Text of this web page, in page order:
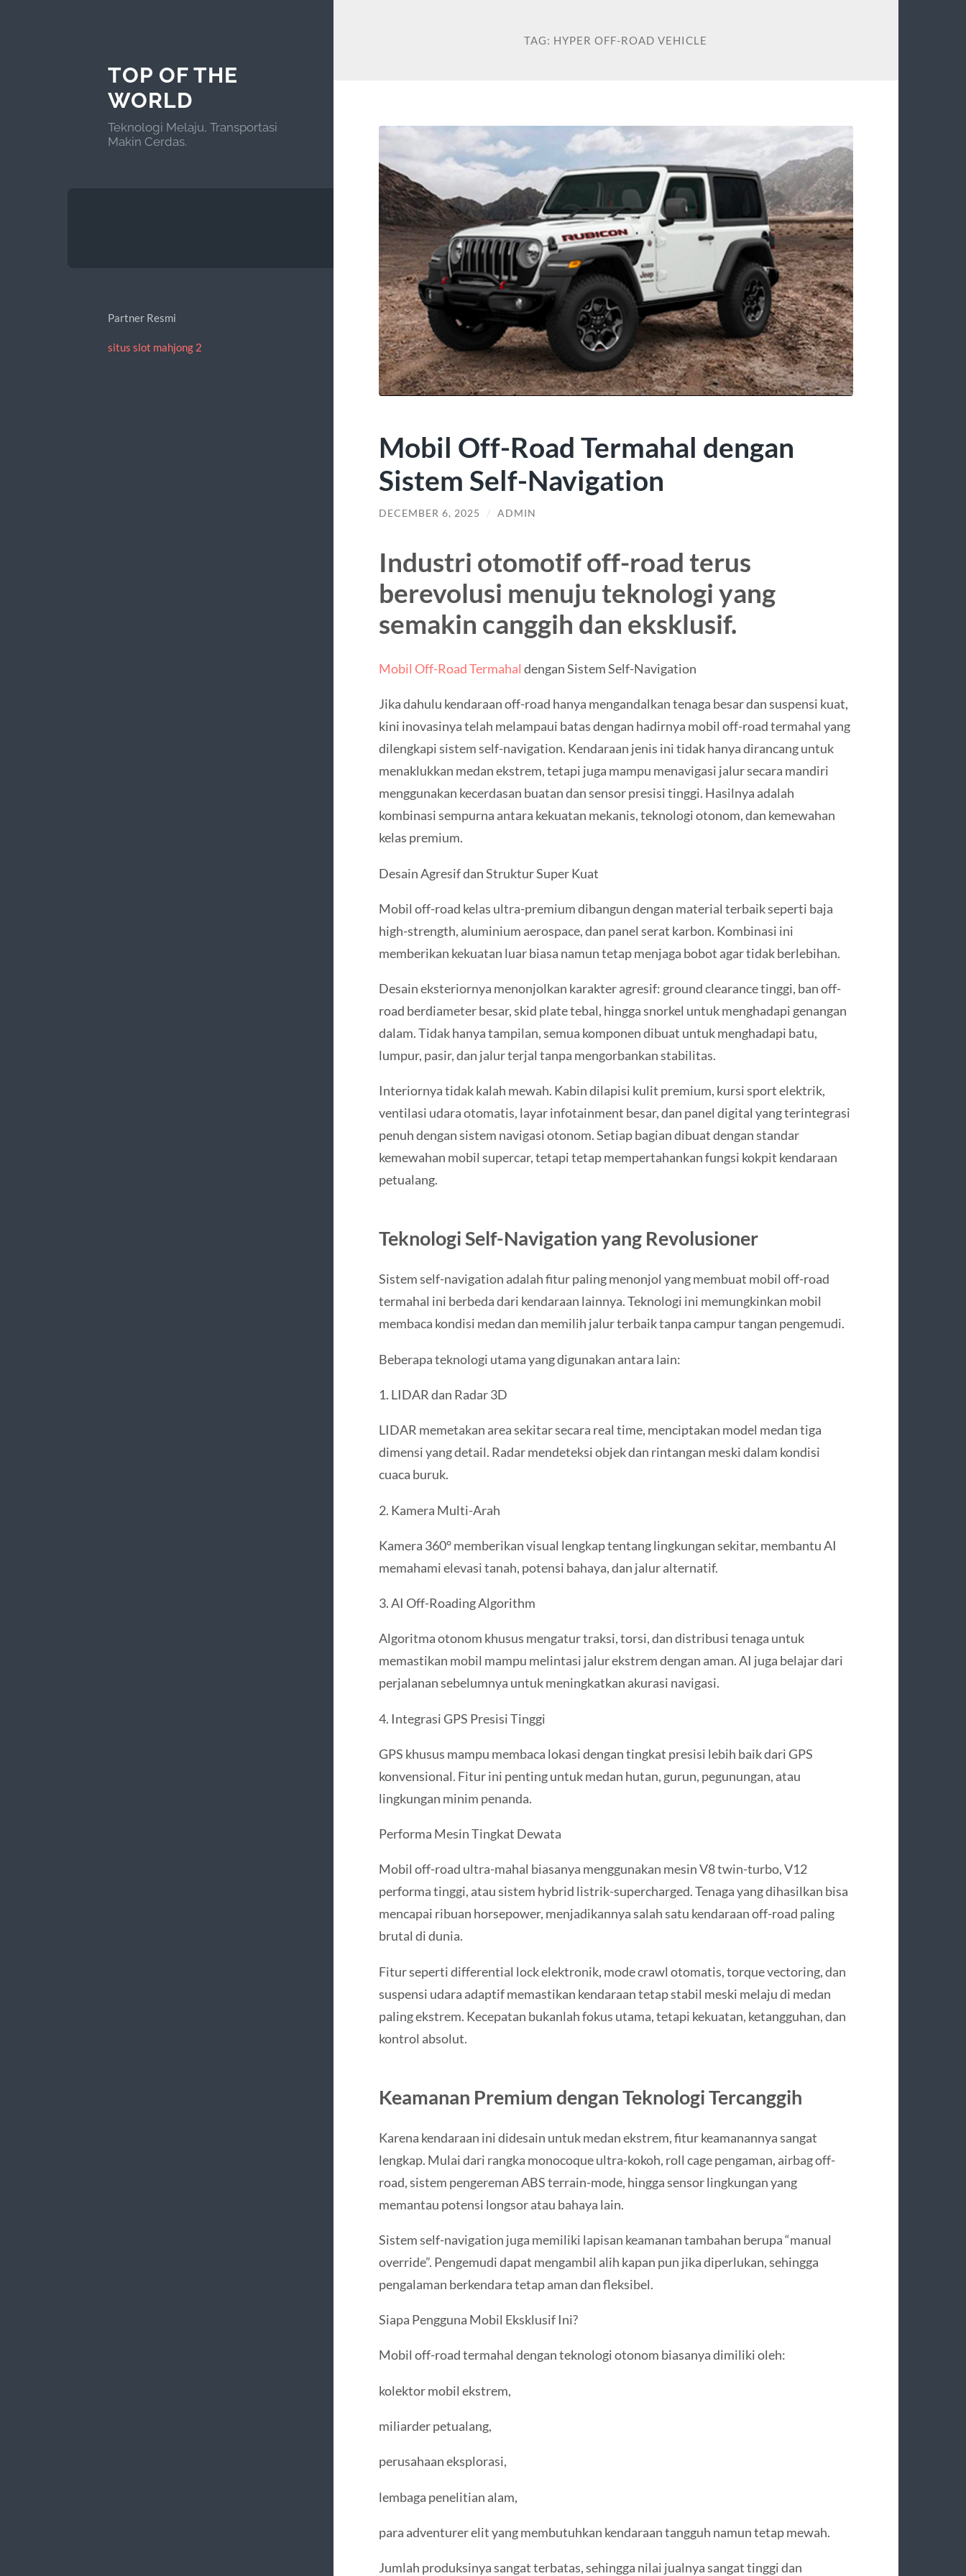
TOP OF THE
WORLD
Teknologi Melaju, Transportasi
Makin Cerdas.
Partner Resmi
situs slot mahjong 2
TAG: HYPER OFF-ROAD VEHICLE
Mobil Off-Road Termahal dengan
Sistem Self-Navigation
DECEMBER 6, 2025 / ADMIN
Industri otomotif off-road terus
berevolusi menuju teknologi yang
semakin canggih dan eksklusif.
Mobil Off-Road Termahal dengan Sistem Self-Navigation
Jika dahulu kendaraan off-road hanya mengandalkan tenaga besar dan suspensi kuat,
kini inovasinya telah melampaui batas dengan hadirnya mobil off-road termahal yang
dilengkapi sistem self-navigation. Kendaraan jenis ini tidak hanya dirancang untuk
menaklukkan medan ekstrem, tetapi juga mampu menavigasi jalur secara mandiri
menggunakan kecerdasan buatan dan sensor presisi tinggi. Hasilnya adalah
kombinasi sempurna antara kekuatan mekanis, teknologi otonom, dan kemewahan
kelas premium.
Desain Agresif dan Struktur Super Kuat
Mobil off-road kelas ultra-premium dibangun dengan material terbaik seperti baja
high-strength, aluminium aerospace, dan panel serat karbon. Kombinasi ini
memberikan kekuatan luar biasa namun tetap menjaga bobot agar tidak berlebihan.
Desain eksteriornya menonjolkan karakter agresif: ground clearance tinggi, ban off-
road berdiameter besar, skid plate tebal, hingga snorkel untuk menghadapi genangan
dalam. Tidak hanya tampilan, semua komponen dibuat untuk menghadapi batu,
lumpur, pasir, dan jalur terjal tanpa mengorbankan stabilitas.
Interiornya tidak kalah mewah. Kabin dilapisi kulit premium, kursi sport elektrik,
ventilasi udara otomatis, layar infotainment besar, dan panel digital yang terintegrasi
penuh dengan sistem navigasi otonom. Setiap bagian dibuat dengan standar
kemewahan mobil supercar, tetapi tetap mempertahankan fungsi kokpit kendaraan
petualang.
Teknologi Self-Navigation yang Revolusioner
Sistem self-navigation adalah fitur paling menonjol yang membuat mobil off-road
termahal ini berbeda dari kendaraan lainnya. Teknologi ini memungkinkan mobil
membaca kondisi medan dan memilih jalur terbaik tanpa campur tangan pengemudi.
Beberapa teknologi utama yang digunakan antara lain:
1. LIDAR dan Radar 3D
LIDAR memetakan area sekitar secara real time, menciptakan model medan tiga
dimensi yang detail. Radar mendeteksi objek dan rintangan meski dalam kondisi
cuaca buruk.
2. Kamera Multi-Arah
Kamera 360° memberikan visual lengkap tentang lingkungan sekitar, membantu AI
memahami elevasi tanah, potensi bahaya, dan jalur alternatif.
3. AI Off-Roading Algorithm
Algoritma otonom khusus mengatur traksi, torsi, dan distribusi tenaga untuk
memastikan mobil mampu melintasi jalur ekstrem dengan aman. AI juga belajar dari
perjalanan sebelumnya untuk meningkatkan akurasi navigasi.
4. Integrasi GPS Presisi Tinggi
GPS khusus mampu membaca lokasi dengan tingkat presisi lebih baik dari GPS
konvensional. Fitur ini penting untuk medan hutan, gurun, pegunungan, atau
lingkungan minim penanda.
Performa Mesin Tingkat Dewata
Mobil off-road ultra-mahal biasanya menggunakan mesin V8 twin-turbo, V12
performa tinggi, atau sistem hybrid listrik-supercharged. Tenaga yang dihasilkan bisa
mencapai ribuan horsepower, menjadikannya salah satu kendaraan off-road paling
brutal di dunia.
Fitur seperti differential lock elektronik, mode crawl otomatis, torque vectoring, dan
suspensi udara adaptif memastikan kendaraan tetap stabil meski melaju di medan
paling ekstrem. Kecepatan bukanlah fokus utama, tetapi kekuatan, ketangguhan, dan
kontrol absolut.
Keamanan Premium dengan Teknologi Tercanggih
Karena kendaraan ini didesain untuk medan ekstrem, fitur keamanannya sangat
lengkap. Mulai dari rangka monocoque ultra-kokoh, roll cage pengaman, airbag off-
road, sistem pengereman ABS terrain-mode, hingga sensor lingkungan yang
memantau potensi longsor atau bahaya lain.
Sistem self-navigation juga memiliki lapisan keamanan tambahan berupa “manual
override”. Pengemudi dapat mengambil alih kapan pun jika diperlukan, sehingga
pengalaman berkendara tetap aman dan fleksibel.
Siapa Pengguna Mobil Eksklusif Ini?
Mobil off-road termahal dengan teknologi otonom biasanya dimiliki oleh:
kolektor mobil ekstrem,
miliarder petualang,
perusahaan eksplorasi,
lembaga penelitian alam,
para adventurer elit yang membutuhkan kendaraan tangguh namun tetap mewah.
Jumlah produksinya sangat terbatas, sehingga nilai jualnya sangat tinggi dan